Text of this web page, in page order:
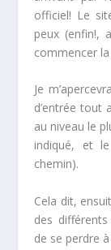
officiel! Le
peux (enfin!,
commencer
Je
d’entrée tout
au niveau le
indiqué, et
chemin).
Cela dit,
des
de se perdre